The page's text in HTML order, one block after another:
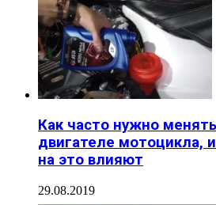
Как часто нужно
двигателе мотоцикла,
на это влияют
29.08.2019